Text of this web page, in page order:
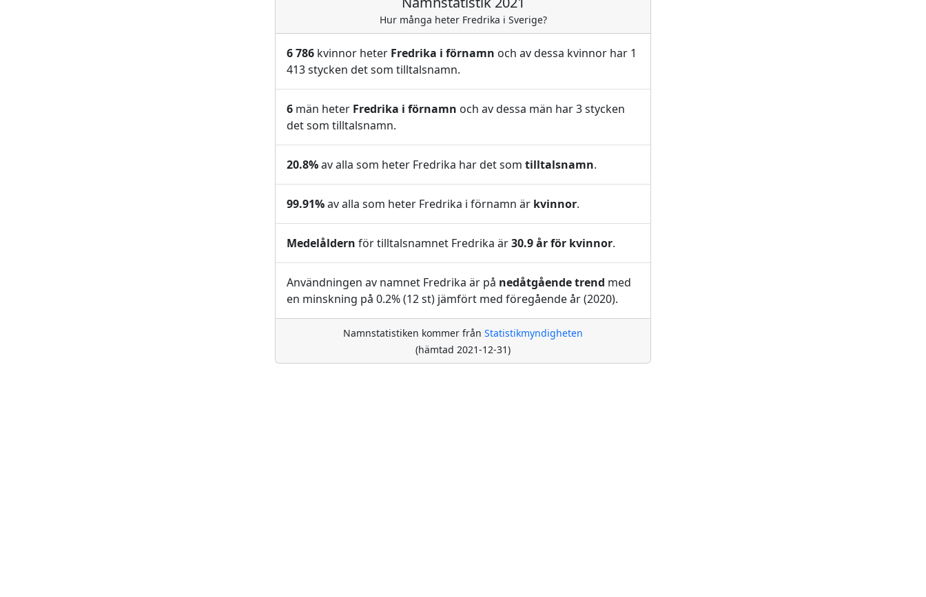
Hur många heter Fredrika i Sverige?
6 786 kvinnor heter Fredrika i förnamn och av dessa kvinnor har 1
413 stycken det som tilltalsnamn.
6 män heter Fredrika i förnamn och av dessa män har 3 stycken
det som tilltalsnamn.
20.8%av alla som heter Fredrika har det som tilltalsnamn.
99.91%av alla som heter Fredrika i förnamn är kvinnor.
Medelåldern för tilltalsnamnet Fredrika är30.9 år för kvinnor.
Användningen av namnet Fredrika är på nedåtgående trend med
en minskning på 0.2% (12 st) jämfört med föregående år (2020).
Namnstatistiken kommer från Statistikmyndigheten
(hämtad 2021-12-31)